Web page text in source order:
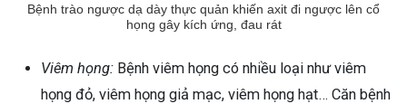
Bệnh trào ngược dạ dày thực quản khiến axit đi ngược lên cổ
họng gây kích ứng, đau rát
Viêm họng: Bệnh viêm họng có nhiều loại như viêm
họng đỏ, viêm họng giả mạc, viêm họng hạt… Căn bệnh